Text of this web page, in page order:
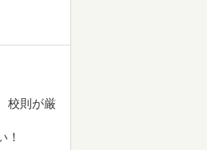
校則が厳
！